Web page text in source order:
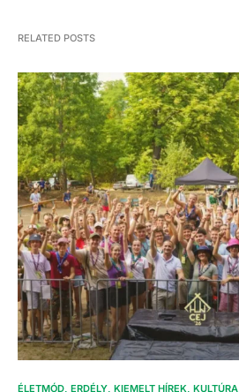
RELATED POSTS
ÉLETMÓD ERDÉLY KIEMELT HÍREK KULTÚRA